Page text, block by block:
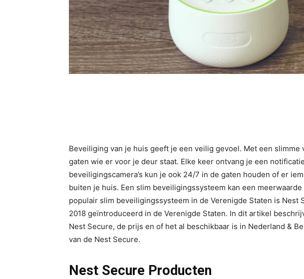
Beveiliging van je huis geeft je een veilig gevoel. Met een
gaten wie er voor je deur staat. Elke keer ontvang je een
beveiligingscamera’s kun je ook 24/7 in de gaten houden of er
buiten je huis. Een slim beveiligingssysteem kan een
populair slim beveiligingssysteem in de Verenigde Staten is Nest
2018 geïntroduceerd in de Verenigde Staten. In dit artikel
Nest Secure, de prijs en of het al beschikbaar is in Nederland &
van de Nest Secure.
Nest Secure Producten